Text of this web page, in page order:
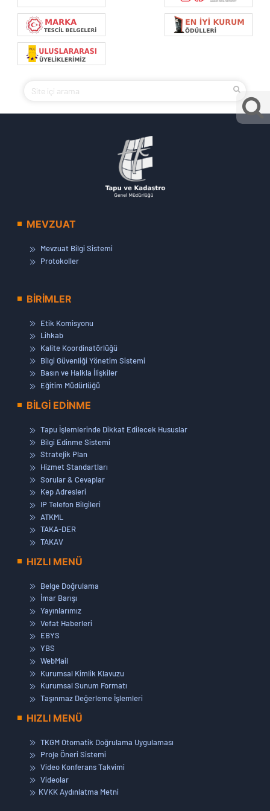
MEVZUAT
Mevzuat Bilgi Sistemi
Protokoller
BİRİMLER
Etik Komisyonu
Lihkab
Kalite Koordinatörlüğü
Bilgi Güvenliği Yönetim Sistemi
Basın ve Halkla İlişkiler
Eğitim Müdürlüğü
BİLGİ EDİNME
Tapu İşlemlerinde Dikkat Edilecek Hususlar
Bilgi Edinme Sistemi
Stratejik Plan
Hizmet Standartları
Sorular & Cevaplar
Kep Adresleri
IP Telefon Bilgileri
ATKML
TAKA-DER
TAKAV
HIZLI MENÜ
Belge Doğrulama
İmar Barışı
Yayınlarımız
Vefat Haberleri
EBYS
YBS
WebMail
Kurumsal Kimlik Klavuzu
Kurumsal Sunum Formatı
Taşınmaz Değerleme İşlemleri
HIZLI MENÜ
TKGM Otomatik Doğrulama Uygulaması
Proje Öneri Sistemi
Video Konferans Takvimi
Videolar
KVKK Aydınlatma Metni